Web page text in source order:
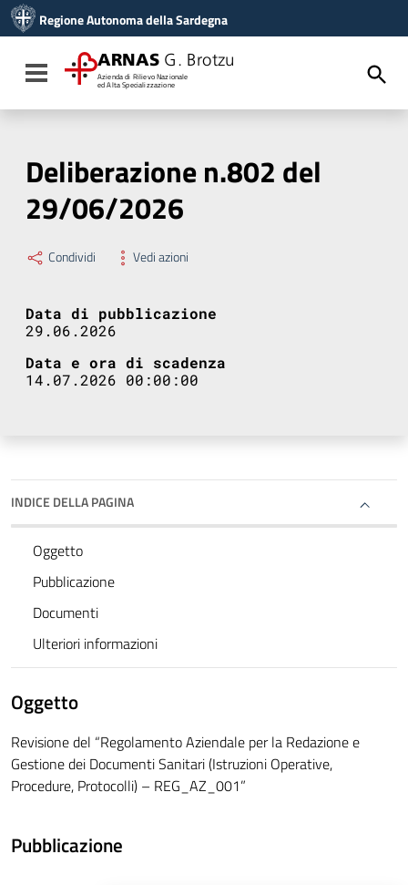
Vai al menu di navigazione
Vai al footer
Regione Autonoma della Sardegna
Toggle navigation
ARNAS G. Brotzu
Azienda di Rilievo Nazionale
ed Alta Specializzazione
Deliberazione n.802 del
29/06/2026
Condividi Vedi azioni
Data di pubblicazione
29.06.2026
Data e ora di scadenza
14.07.2026 00:00:00
INDICE DELLA PAGINA
Oggetto
Pubblicazione
Documenti
Ulteriori informazioni
Oggetto
Revisione del “Regolamento Aziendale per la Redazione e
Gestione dei Documenti Sanitari (Istruzioni Operative,
Procedure, Protocolli) – REG_AZ_001”
Pubblicazione